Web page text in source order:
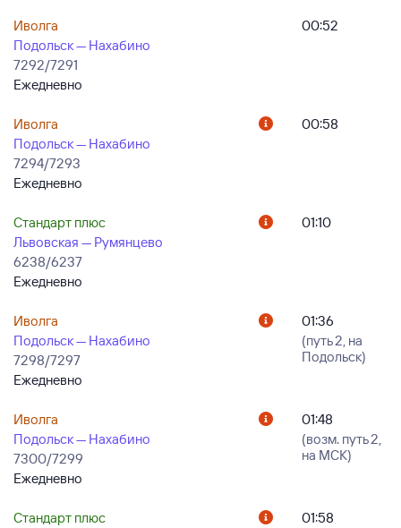
Иволга
Подольск — Нахабино
7292/7291
Ежедневно
00:52
Иволга
Подольск — Нахабино
7294/7293
Ежедневно
00:58
Стандарт плюс
Львовская — Румянцево
6238/6237
Ежедневно
01:10
Иволга
Подольск — Нахабино
7298/7297
Ежедневно
01:36
(путь 2, на
Подольск)
Иволга
Подольск — Нахабино
7300/7299
Ежедневно
01:48
(возм. путь 2,
на МСК)
Стандарт плюс
01:58